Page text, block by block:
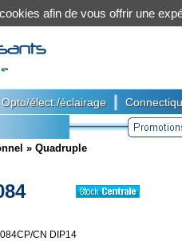
Opto/élect./éclairage
» Quadruple
CN DIP14
afin de vous offrir une